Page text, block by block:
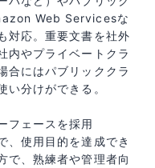
Web Servicesな
対応。重要文書を社外
内やプライベートクラ
合にはパブリッククラ
い分けができる。
フェースを採用
、使用目的を達成でき
で、熟練者や管理者向